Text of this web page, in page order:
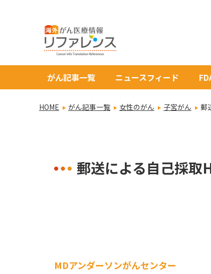
がん記事一覧 ニュースフィード
HOME がん記事一覧 女性のがん 子宮がん 郵
郵送による自己採取
MDアンダーソンがんセンター